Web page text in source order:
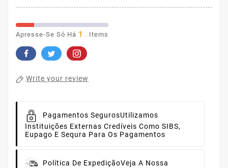
Apresse-Se Só Há 1 . Items
Write your review
Pagamentos SegurosUtilizamos
Instituições Externas Credíveis Como SIBS,
Eupago E Sequra Para Os Pagamentos
Política De ExpediçãoVeja A Nossa